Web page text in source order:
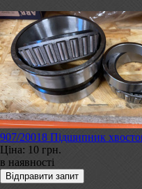
907/20018 Підшипник
Ціна: 10 грн.
в наявності